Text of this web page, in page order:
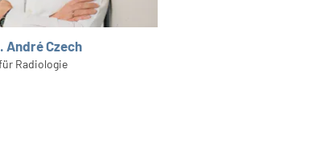
André Czech
Radiologie